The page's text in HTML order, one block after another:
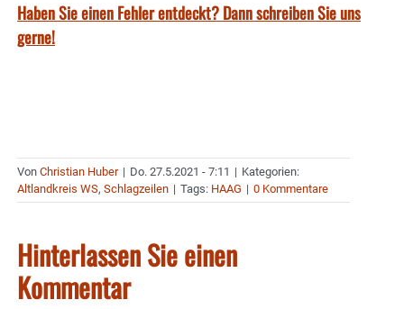
Haben Sie einen Fehler entdeckt? Dann schreiben Sie uns
gerne!
Von Christian Huber | Do. 27.5.2021 - 7:11 | Kategorien:
Altlandkreis WS, Schlagzeilen | Tags: HAAG | 0 Kommentare
Hinterlassen Sie einen
Kommentar